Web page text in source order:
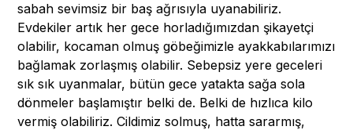
sabah sevimsiz bir baş ağrısıyla uyanabiliriz.
Evdekiler artık her gece horladığımızdan şikayetçi
olabilir, kocaman olmuş göbeğimizle ayakkabılarımızı
bağlamak zorlaşmış olabilir. Sebepsiz yere geceleri
sık sık uyanmalar, bütün gece yatakta sağa sola
dönmeler başlamıştır belki de. Belki de hızlıca kilo
vermiş olabiliriz. Cildimiz solmuş, hatta sararmış,